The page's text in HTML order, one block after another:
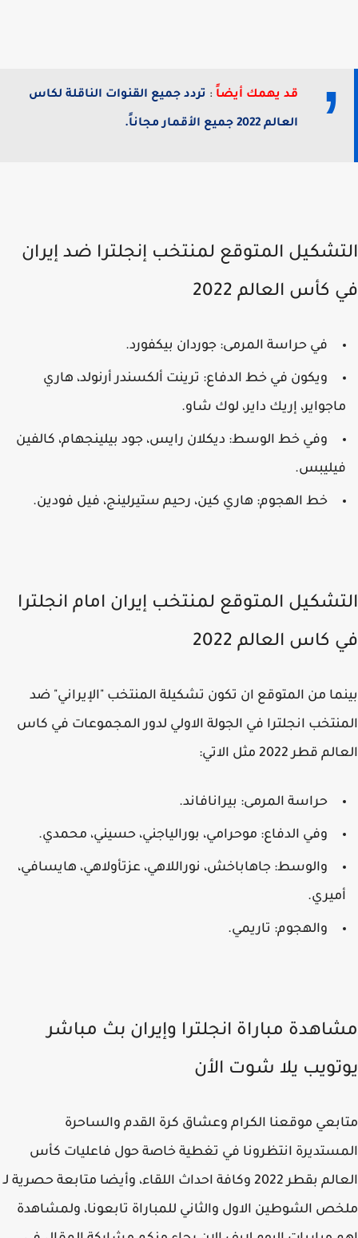
قد يهمك أيضاً:تردد جميع القنوات الناقلة لكاس
العالم 2022 جميع الأقمار مجاناً.
المتوقع لمنتخب إنجلترا ضد إيران
كأس العالم 2022
في حراسة المرمى: جوردان بيكفورد.
ويكون في خط الدفاع: ترينت ألكسندر أرنولد، هاري
إريك داير، لوك شاو.
وفي خط الوسط: ديكلان رايس، جود بيلينجهام، كالفين
خط الهجوم: هاري كين، رحيم ستيرلينج، فيل فودين.
المتوقع لمنتخب إيران امام انجلترا
كاس العالم 2022
من المتوقع ان تكون تشكيلة المنتخب "الإيراني" ضد
انجلترا في الجولة الاولي لدور المجموعات في كاس
قطر 2022 مثل الاتي:
حراسة المرمى: بيرانافاند.
وفي الدفاع: موحرامي، بورالياجني، حسيني، محمدي.
والوسط: جاهاباخش، نوراللاهي، عزتأولاهي، هايسافي،
والهجوم: تاريمي.
مباراة انجلترا وإيران بث مباشر
يلا شوت الأن
موقعنا الكرام وعشاق كرة القدم والساحرة
انتظرونا في تغطية خاصة حول فاعليات كأس
العالم بقطر 2022 وكافة احداث اللقاء، وأيضا متابعة حصرية لـ
الشوطين الاول والثاني للمباراة تابعونا، ولمشاهدة